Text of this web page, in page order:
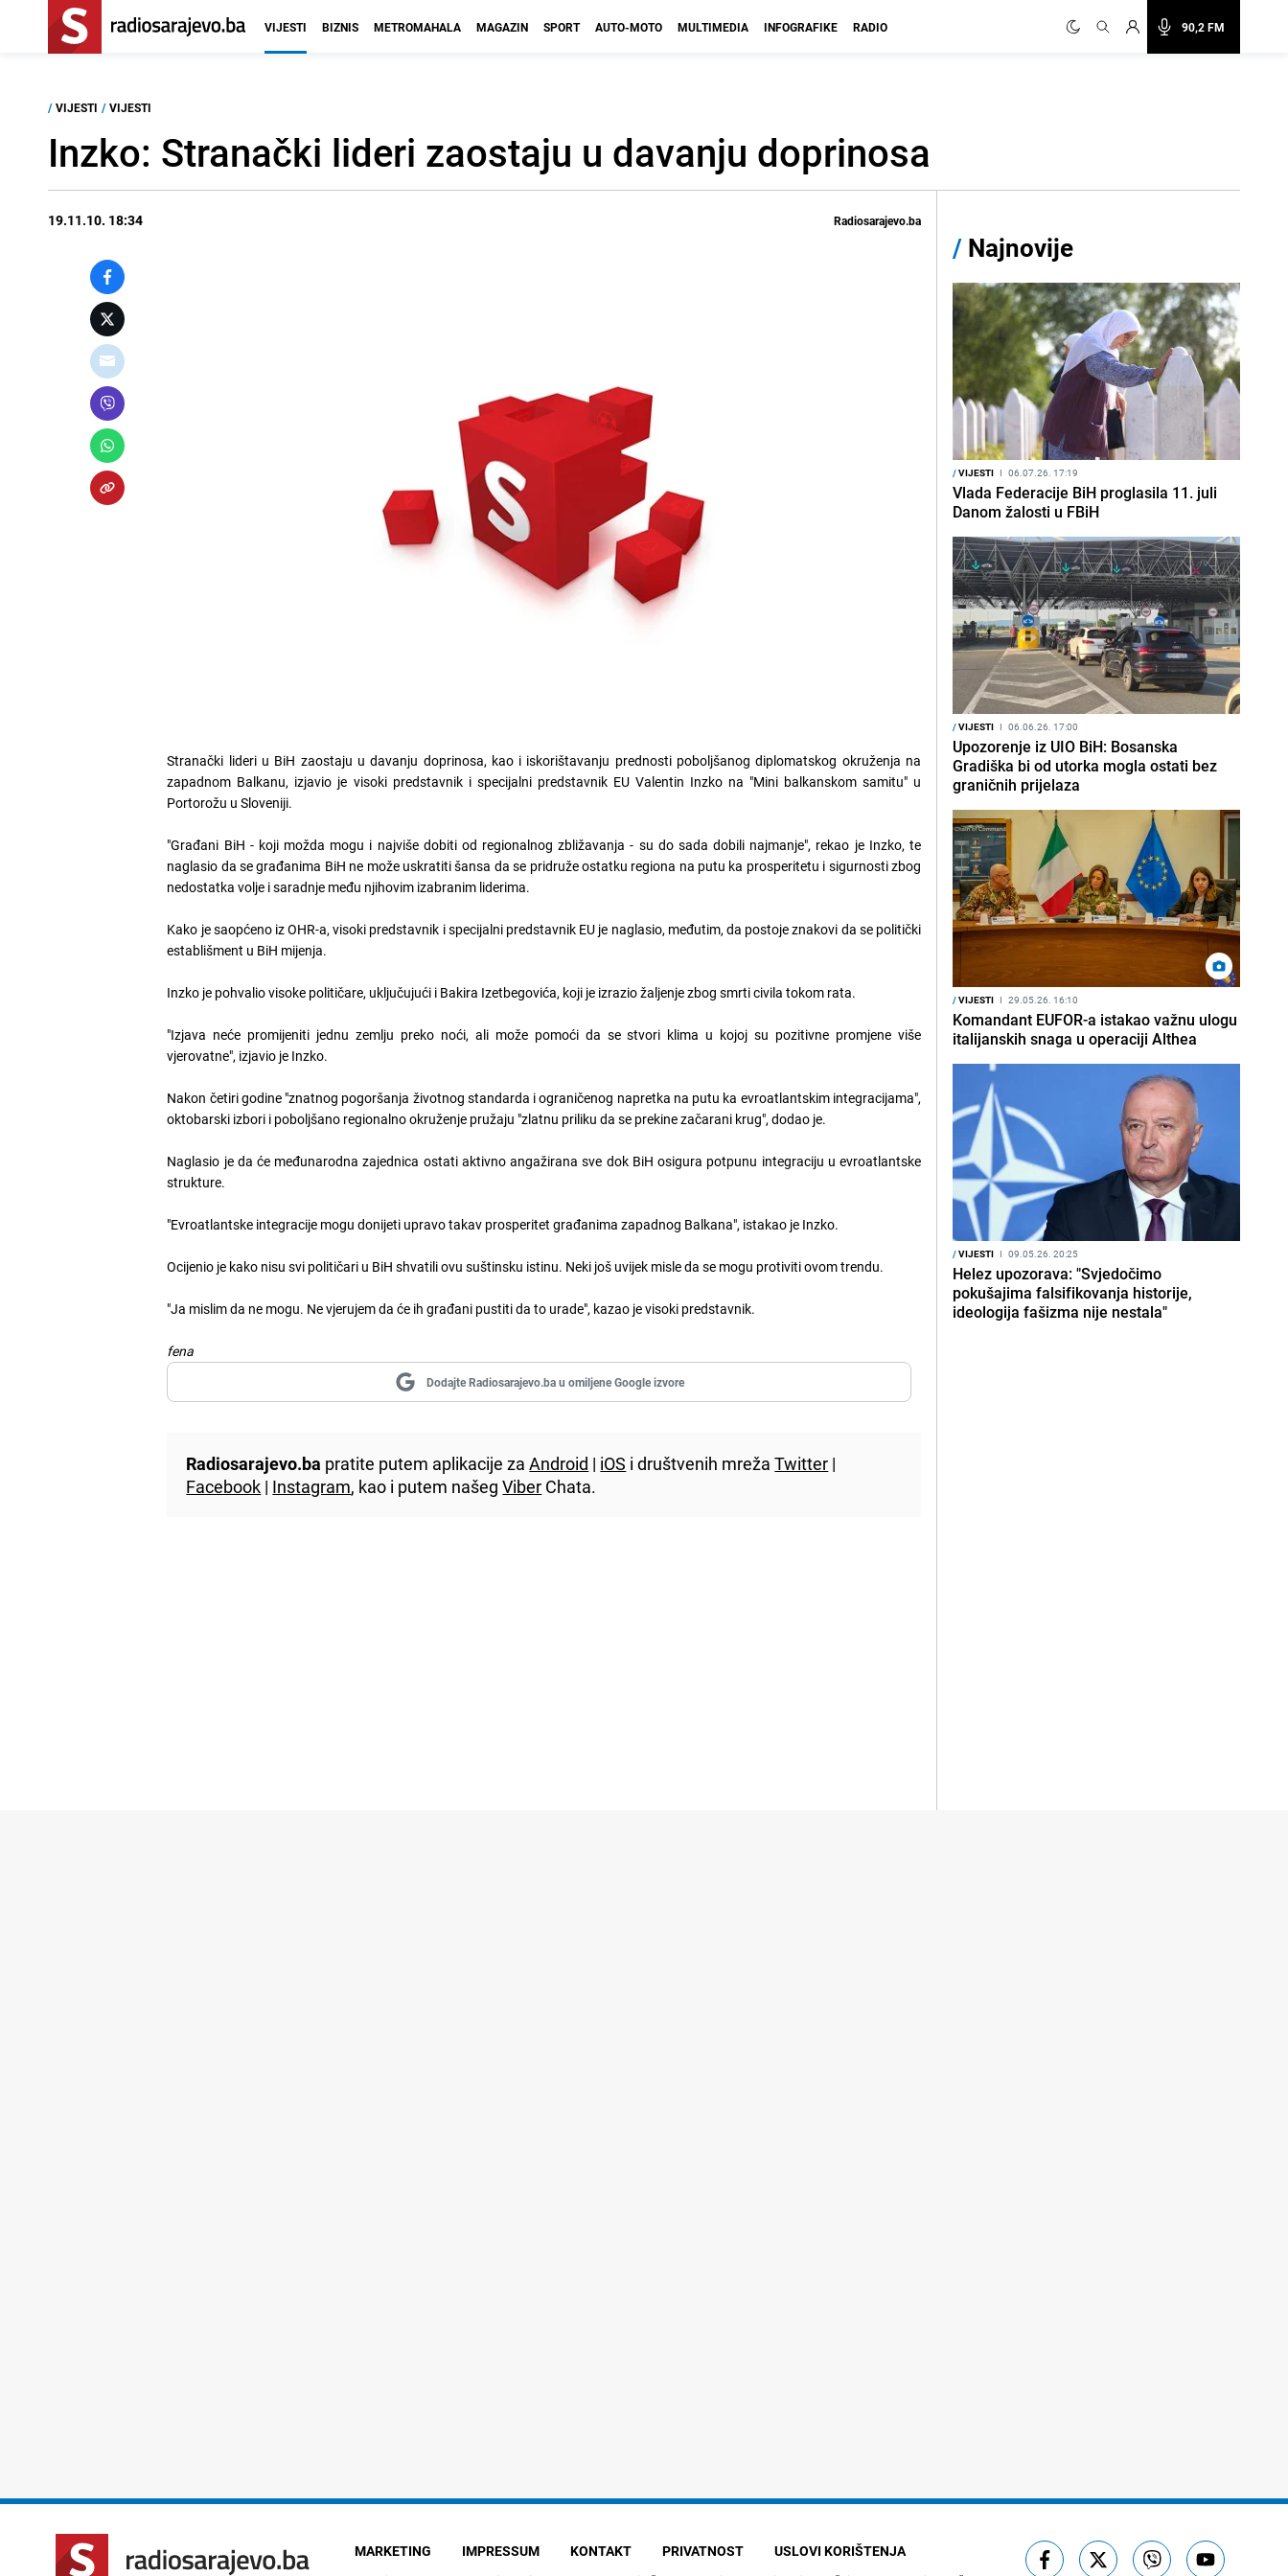
90,2 FM
VIJESTI BIZNIS METROMAHALA MAGAZIN SPORT AUTO-MOTO MULTIMEDIA INFOGRAFIKE RADIO
/ VIJESTI / VIJESTI
Inzko: Stranački lideri zaostaju u davanju doprinosa
19.11.10. 18:34 Radiosarajevo.ba
Stranački lideri u BiH zaostaju u davanju doprinosa, kao i iskorištavanju prednosti poboljšanog diplomatskog okruženja na
zapadnom Balkanu, izjavio je visoki predstavnik i specijalni predstavnik EU Valentin Inzko na "Mini balkanskom samitu" u
Portorožu u Sloveniji.
"Građani BiH - koji možda mogu i najviše dobiti od regionalnog zbližavanja - su do sada dobili najmanje", rekao je Inzko, te
naglasio da se građanima BiH ne može uskratiti šansa da se pridruže ostatku regiona na putu ka prosperitetu i sigurnosti zbog
nedostatka volje i saradnje među njihovim izabranim liderima.
Kako je saopćeno iz OHR-a, visoki predstavnik i specijalni predstavnik EU je naglasio, međutim, da postoje znakovi da se politički
establišment u BiH mijenja.
Inzko je pohvalio visoke političare, uključujući i Bakira Izetbegovića, koji je izrazio žaljenje zbog smrti civila tokom rata.
"Izjava neće promijeniti jednu zemlju preko noći, ali može pomoći da se stvori klima u kojoj su pozitivne promjene više
vjerovatne", izjavio je Inzko.
Nakon četiri godine "znatnog pogoršanja životnog standarda i ograničenog napretka na putu ka evroatlantskim integracijama",
oktobarski izbori i poboljšano regionalno okruženje pružaju "zlatnu priliku da se prekine začarani krug", dodao je.
Naglasio je da će međunarodna zajednica ostati aktivno angažirana sve dok BiH osigura potpunu integraciju u evroatlantske
strukture.
"Evroatlantske integracije mogu donijeti upravo takav prosperitet građanima zapadnog Balkana", istakao je Inzko.
Ocijenio je kako nisu svi političari u BiH shvatili ovu suštinsku istinu. Neki još uvijek misle da se mogu protiviti ovom trendu.
"Ja mislim da ne mogu. Ne vjerujem da će ih građani pustiti da to urade", kazao je visoki predstavnik.
fena
Dodajte Radiosarajevo.ba u omiljene Google izvore
Radiosarajevo.ba pratite putem aplikacije zaAndroid | iOS i društvenih mrežaTwitter |
Facebook | Instagram, kao i putem našegViber Chata.
/ Najnovije
/VIJESTI I 06.07.26. 17:19
Vlada Federacije BiH proglasila 11. juli
Danom žalosti u FBiH
/VIJESTI I 06.06.26. 17:00
Upozorenje iz UIO BiH: Bosanska
Gradiška bi od utorka mogla ostati bez
graničnih prijelaza
/VIJESTI I 29.05.26. 16:10
Komandant EUFOR-a istakao važnu ulogu
italijanskih snaga u operaciji Althea
/VIJESTI I 09.05.26. 20:25
Helez upozorava: "Svjedočimo
pokušajima falsifikovanja historije,
ideologija fašizma nije nestala"
MARKETING IMPRESSUM KONTAKT PRIVATNOST USLOVI KORIŠTENJA